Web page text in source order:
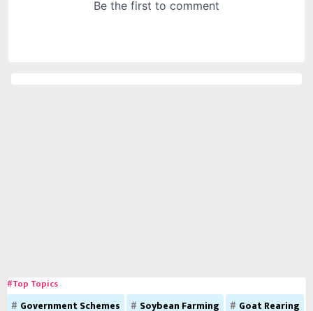
#Top Topics
Government Schemes Soybean Farming
Goat Rearing